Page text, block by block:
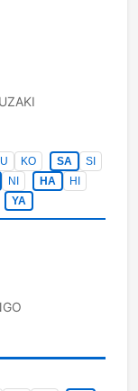
KO SA
SI
NI HA
HI
YA